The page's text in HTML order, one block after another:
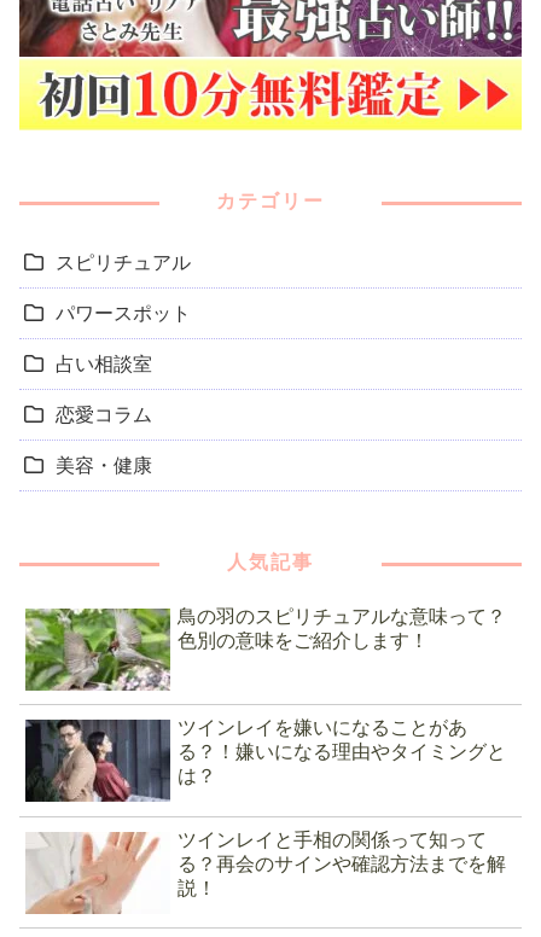
カテゴリー
スピリチュアル
パワースポット
占い相談室
恋愛コラム
美容・健康
人気記事
鳥の羽のスピリチュアルな意味って？
色別の意味をご紹介します！
ツインレイを嫌いになることがあ
る？！嫌いになる理由やタイミングと
は？
ツインレイと手相の関係って知って
る？再会のサインや確認方法までを解
説！